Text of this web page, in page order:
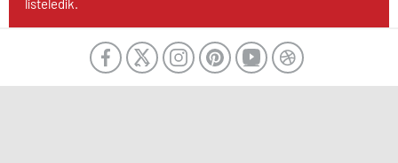
listeledik.